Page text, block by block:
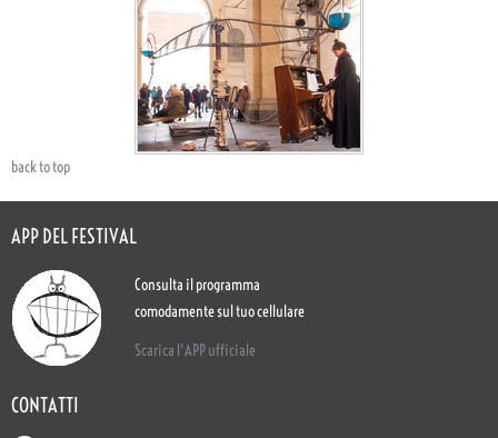
back to top
APP DEL FESTIVAL
Consulta il programma
comodamente sul tuo cellulare
Scarica l'APP ufficiale
CONTATTI